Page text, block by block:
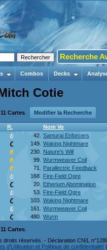
Recherche
Combos Decks
Cotie
11 Cartes Modifier la Recherche
R.
Nom Vo
42. Samurai Enforcers
149. Waking Nightmare
230.
Nature's Will
99. Wurmweaver Coil
71.
Parallectric Feedback
168.
Fire-Field Ogre
20.
Etherium Abomination
53.
Fire-Field Ogre
103. Waking Nightmare
161.
Wurmweaver Coil
480. Wurm
11 Cartes
réservés. - Déclaration CNIL
d'Utilisation et Politique de confidentialité